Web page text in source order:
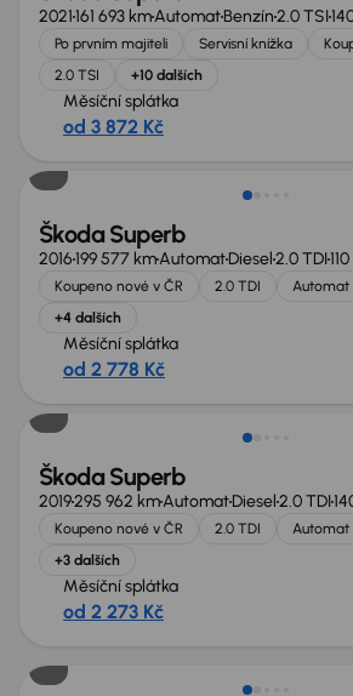
2021161 693 kmAutomatBenzín2.0 TSI
Po prvním majiteli Servisní knížka
2.0 TSI
+10 dalších
Měsíční splátka
od 3 872 Kč
Zlevněno o 20 000 Kč
Škoda Superb
2016199 577 kmAutomatDiesel2.0 TDI
Koupeno nové v ČR 2.0 TDI Automat
+4 dalších
Měsíční splátka
od 2 778 Kč
Zlevněno o 50 000 Kč
Škoda Superb
2019295 962 kmAutomatDiesel2.0 TDI
Koupeno nové v ČR 2.0 TDI Automat
+3 dalších
Měsíční splátka
od 2 273 Kč